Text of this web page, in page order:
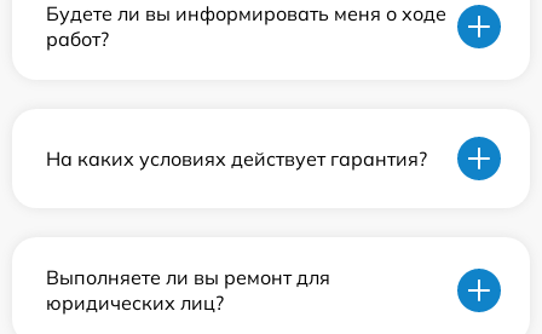
Будете ли вы информировать меня о ходе
работ?
На каких условиях действует гарантия?
Выполняете ли вы ремонт для
юридических лиц?